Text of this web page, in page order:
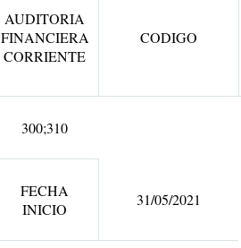
AUDITORIA
FINANCIERA
CORRIENTE
CODIGO
300;310
FECHA
INICIO
31/05/2021